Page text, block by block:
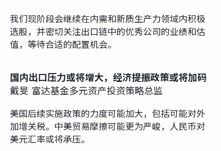
我们现阶段会继续在内需和新质生产力领域内积极
选股，并密切关注出口链中的优秀公司的业绩和估
值，等待合适的配置机会。
国内出口压力或将增大，经济提振政策或将加码
戴旻 富达基金多元资产投资策略总监
美国后续实施政策的力度可能加大，包括可能对外
加增关税。中美贸易摩擦可能更为严峻，人民币对
美元汇率或将承压。